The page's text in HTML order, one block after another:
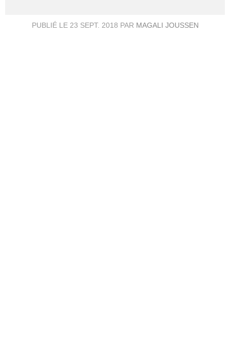
PUBLIÉ LE 23 SEPT. 2018 PAR MAGALI JOUSSEN